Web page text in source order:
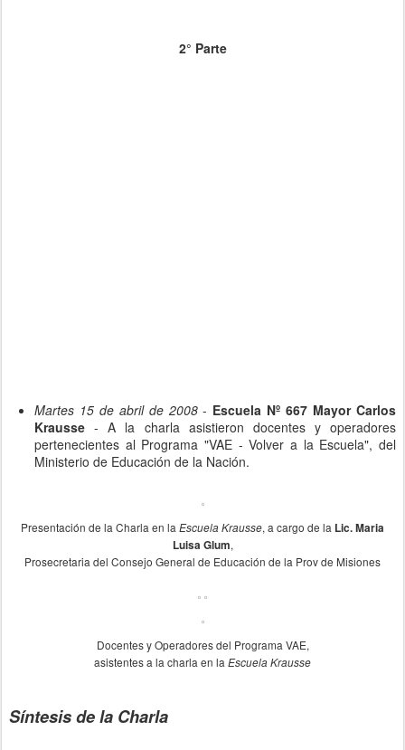
2° Parte
Martes 15 de abrilde 2008- Escuela Nº 667 Mayor Carlos
Krausse - A la charla asistieron docentes y operadores
pertenecientes al Programa "VAE - Volver a la Escuela", del
Ministerio de Educación de la Nación.
Presentación de la Charla en la Escuela Krausse, a cargo de la Lic. Maria
Luisa Glum,
Prosecretaria del Consejo General de Educación de la Prov de Misiones
Docentes y Operadores del Programa VAE,
asistentes a la charla en la Escuela Krausse
Síntesis de la Charla